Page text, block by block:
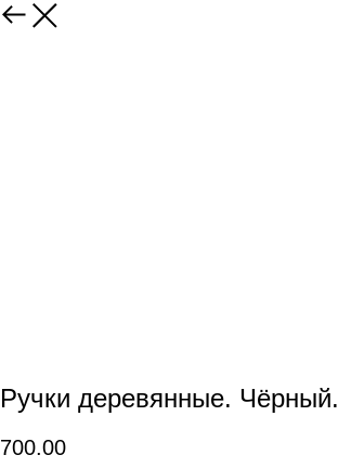
Ручки деревянные. Чёрный.
700.00